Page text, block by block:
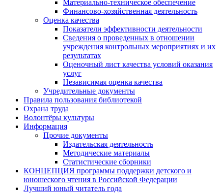
Материально-техническое обеспечение
Финансово-хозяйственная деятельность
Оценка качества
Показатели эффективности деятельности
Сведения о проведенных в отношении
учреждения контрольных мероприятиях и их
результатах
Оценочный лист качества условий оказания
услуг
Независимая оценка качества
Учредительные документы
Правила пользования библиотекой
Охрана труда
Волонтёры культуры
Информация
Прочие документы
Издательская деятельность
Методические материалы
Статистические сборники
КОНЦЕПЦИЯ программы поддержки детского и
юношеского чтения в Российской Федерации
Лучший юный читатель года